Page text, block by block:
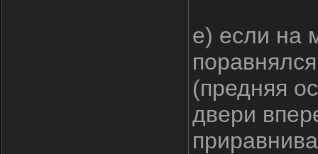
е) если на
(предняя
двери